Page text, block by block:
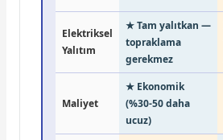
Elektriksel
Yalıtım
★ Tam yalıtkan —
topraklama
gerekmez
Maliyet
★ Ekonomik
(%30-50 daha
ucuz)